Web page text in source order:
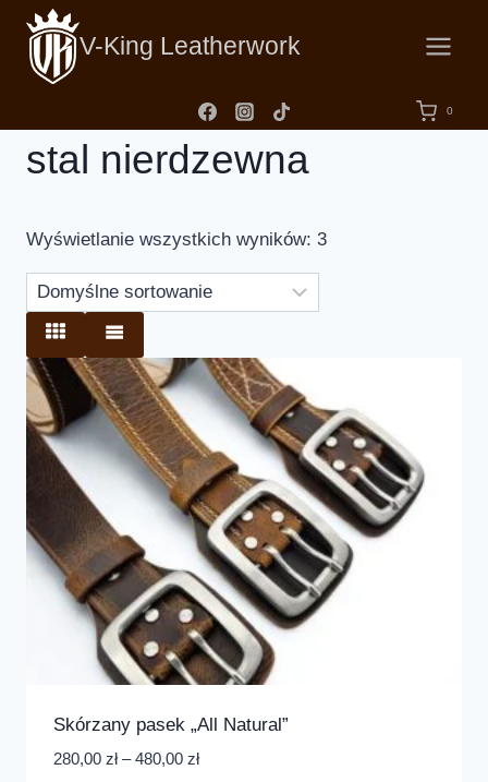
V-King Leatherwork
0
stal nierdzewna
Wyświetlanie wszystkich wyników: 3
Skórzany pasek „All Natural”
280,00 zł – 480,00 zł